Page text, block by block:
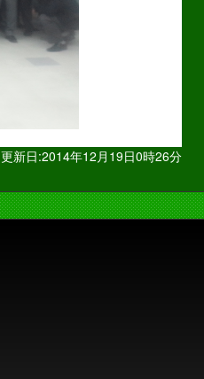
更新日:2014年12月19日0時26分